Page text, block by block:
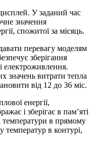
У заданий час
значення
спожитої за місяць.
перевагу моделям
зберігання
електроживлення.
значень витрати тепла
від 12 до 36 міс.
енергії,
і зберігає в пам’яті
температури в прямому
температур в контурі,